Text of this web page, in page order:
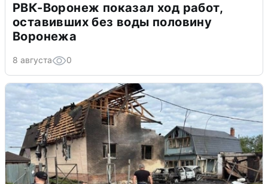
РВК-Воронеж показал ход работ,
оставивших без воды половину
Воронежа
8 августа 0